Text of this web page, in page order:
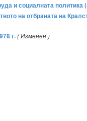
и социалната политика
на отбраната на
г.( Изменен )